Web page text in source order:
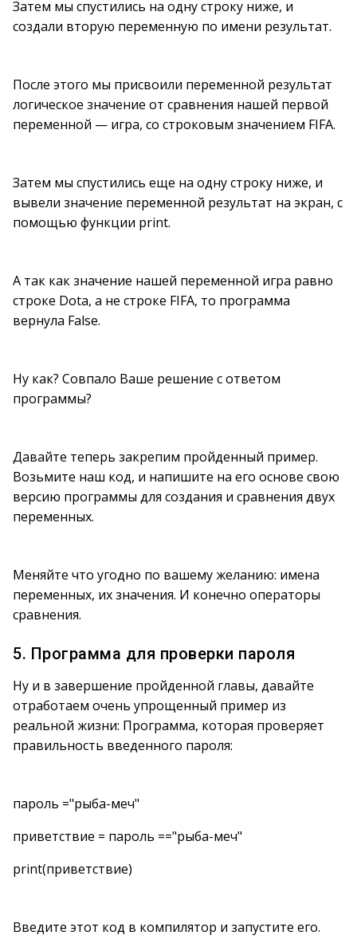
Затем мы спустились на одну строку ниже, и
создали вторую переменную по имени результат.
После этого мы присвоили переменной результат
логическое значение от сравнения нашей первой
переменной — игра, со строковым значением FIFA.
Затем мы спустились еще на одну строку ниже, и
вывели значение переменной результат на экран, с
помощью функции print.
А так как значение нашей переменной игра равно
строке Dota, а не строке FIFA, то программа
вернула False.
Ну как? Совпало Ваше решение с ответом
программы?
Давайте теперь закрепим пройденный пример.
Возьмите наш код, и напишите на его основе свою
версию программы для создания и сравнения двух
переменных.
Меняйте что угодно по вашему желанию: имена
переменных, их значения. И конечно операторы
сравнения.
5. Программа для проверки пароля
Ну и в завершение пройденной главы, давайте
отработаем очень упрощенный пример из
реальной жизни: Программа, которая проверяет
правильность введенного пароля:
пароль ="рыба-меч"
приветствие = пароль =="рыба-меч"
print(приветствие)
Введите этот код в компилятор и запустите его.